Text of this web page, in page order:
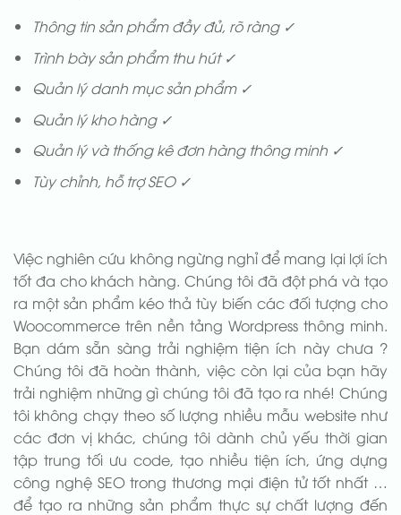
Thông tin sản phẩm đầy đủ, rõ ràng ✓
Trình bày sản phẩm thu hút ✓
Quản lý danh mục sản phẩm ✓
Quản lý kho hàng ✓
Quản lý và thống kê đơn hàng thông minh ✓
Tùy chỉnh, hỗ trợ SEO ✓
Việc nghiên cứu không ngừng nghỉ để mang lại lợi ích
tốt đa cho khách hàng. Chúng tôi đã đột phá và tạo
ra một sản phẩm kéo thả tùy biến các đối tượng cho
Woocommerce trên nền tảng Wordpress thông minh.
Bạn dám sẵn sàng trải nghiệm tiện ích này chưa ?
Chúng tôi đã hoàn thành, việc còn lại của bạn hãy
trải nghiệm những gì chúng tôi đã tạo ra nhé! Chúng
tôi không chạy theo số lượng nhiều mẫu website như
các đơn vị khác, chúng tôi dành chủ yếu thời gian
tập trung tối ưu code, tạo nhiều tiện ích, ứng dựng
công nghệ SEO trong thương mại điện tử tốt nhất …
để tạo ra những sản phẩm thực sự chất lượng đến